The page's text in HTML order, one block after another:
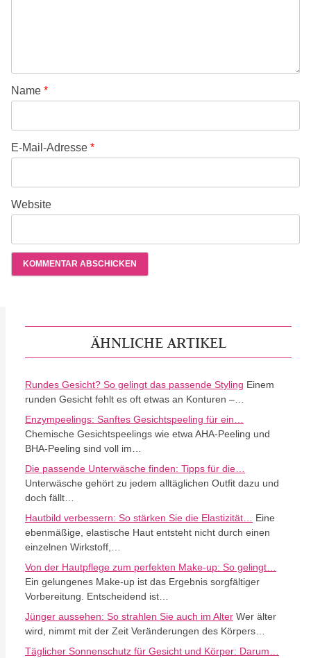
Name *
E-Mail-Adresse *
Website
ÄHNLICHE ARTIKEL
Rundes Gesicht? So gelingt das passende Styling Einem
runden Gesicht fehlt es oft etwas an Konturen –…
Enzympeelings: Sanftes Gesichtspeeling für ein…
Chemische Gesichtspeelings wie etwa AHA-Peeling und
BHA-Peeling sind voll im…
Die passende Unterwäsche finden: Tipps für die…
Unterwäsche gehört zu jedem alltäglichen Outfit dazu und
doch fällt…
Hautbild verbessern: So stärken Sie die Elastizität… Eine
ebenmäßige, elastische Haut entsteht nicht durch einen
einzelnen Wirkstoff,…
Von der Hautpflege zum perfekten Make-up: So gelingt…
Ein gelungenes Make-up ist das Ergebnis sorgfältiger
Vorbereitung. Entscheidend ist…
Jünger aussehen: So strahlen Sie auch im Alter Wer älter
wird, nimmt mit der Zeit Veränderungen des Körpers…
Täglicher Sonnenschutz für Gesicht und Körper: Darum…